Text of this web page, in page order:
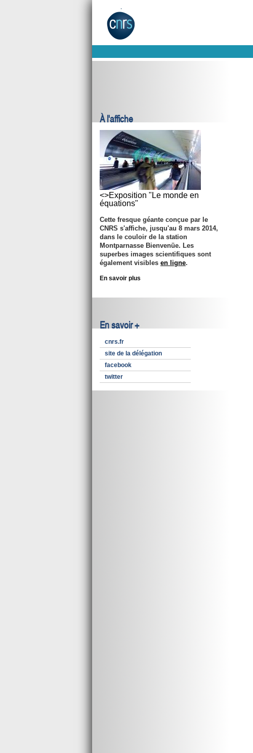
À l'affiche
<>Exposition "Le monde en
équations"
Cette fresque géante conçue par le
CNRS s'affiche, jusqu'au 8 mars 2014,
dans le couloir de la station
Montparnasse Bienvenüe. Les
superbes images scientifiques sont
également visibles en ligne.
En savoir plus
En savoir +
cnrs.fr
site de la délégation
facebook
twitter